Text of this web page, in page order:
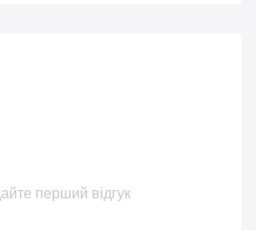
перший відгук